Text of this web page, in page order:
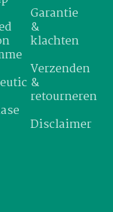
Garantie
&
klachten
Verzenden
&
retourneren
Disclaimer